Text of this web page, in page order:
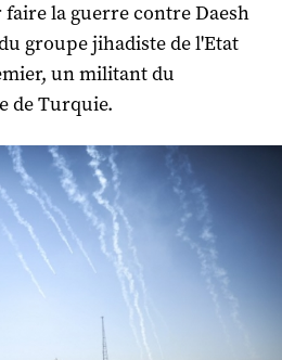
la guerre contre Daesh
groupe jihadiste de l'Etat
un militant du
de Turquie.